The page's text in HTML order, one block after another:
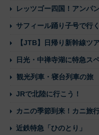
レッツゴー四国！アンパ
サフィール踊り子号で行
【JTB】日帰り新幹線ツ
日光・中禅寺湖に特急ス
観光列車・寝台列車の旅
JRで北陸に行こう！
カニの季節到来！カニ旅
近鉄特急「ひのとり」